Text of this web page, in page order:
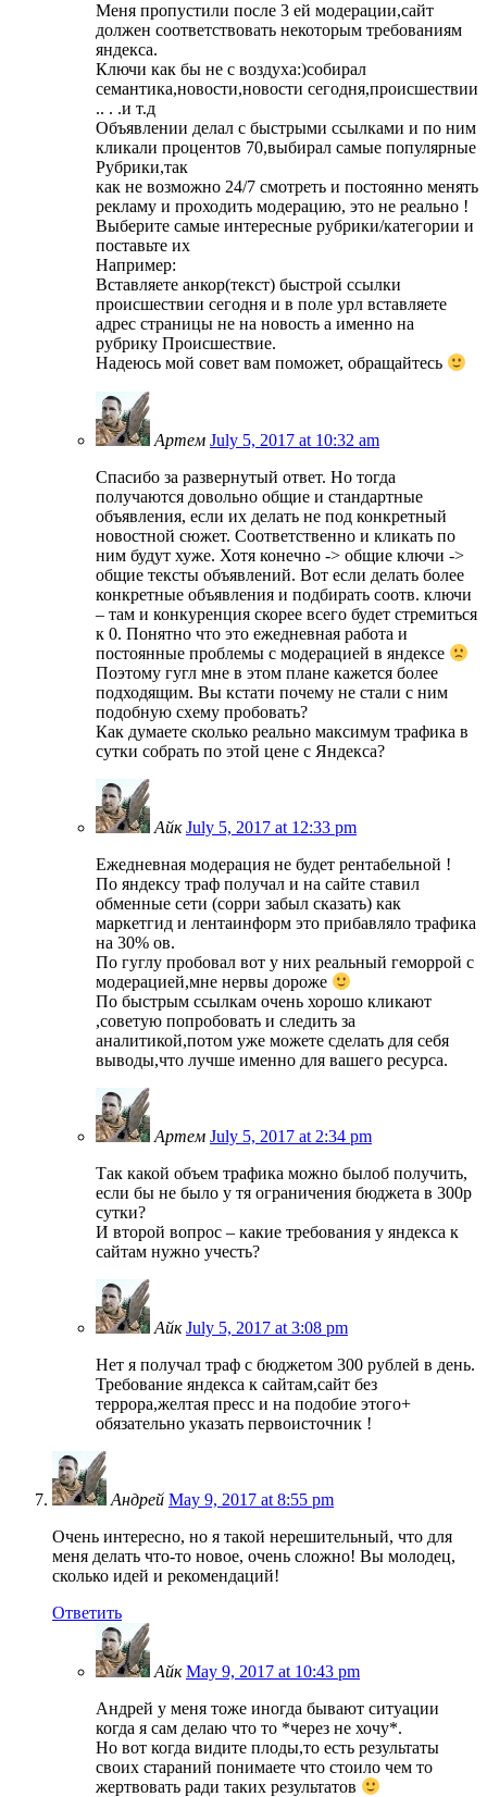
Меня пропустили после 3 ей модерации,сайт
должен соответствовать некоторым требованиям
яндекса.
Ключи как бы не с воздуха:)собирал
семантика,новости,новости сегодня,происшествии
.. . .и т.д
Объявлении делал с быстрыми ссылками и по ним
кликали процентов 70,выбирал самые популярные
Рубрики,так
как не возможно 24/7 смотреть и постоянно менять
рекламу и проходить модерацию, это не реально !
Выберите самые интересные рубрики/категории и
поставьте их
Например:
Вставляете анкор(текст) быстрой ссылки
происшествии сегодня и в поле урл вставляете
адрес страницы не на новость а именно на
рубрику Происшествие.
Надеюсь мой совет вам поможет, обращайтесь
Артем July 5, 2017 at 10:32 am
Спасибо за развернутый ответ. Но тогда
получаются довольно общие и стандартные
объявления, если их делать не под конкретный
новостной сюжет. Соответственно и кликать по
ним будут хуже. Хотя конечно -> общие ключи ->
общие тексты объявлений. Вот если делать более
конкретные объявления и подбирать соотв. ключи
– там и конкуренция скорее всего будет стремиться
к 0. Понятно что это ежедневная работа и
постоянные проблемы с модерацией в яндексе
Поэтому гугл мне в этом плане кажется более
подходящим. Вы кстати почему не стали с ним
подобную схему пробовать?
Как думаете сколько реально максимум трафика в
сутки собрать по этой цене с Яндекса?
Айк July 5, 2017 at 12:33 pm
Ежедневная модерация не будет рентабельной !
По яндексу траф получал и на сайте ставил
обменные сети (сорри забыл сказать) как
маркетгид и лентаинформ это прибавляло трафика
на 30% ов.
По гуглу пробовал вот у них реальный геморрой с
модерацией,мне нервы дороже
По быстрым ссылкам очень хорошо кликают
,советую попробовать и следить за
аналитикой,потом уже можете сделать для себя
выводы,что лучше именно для вашего ресурса.
Артем July 5, 2017 at 2:34 pm
Так какой объем трафика можно былоб получить,
если бы не было у тя ограничения бюджета в 300р
сутки?
И второй вопрос – какие требования у яндекса к
сайтам нужно учесть?
Айк July 5, 2017 at 3:08 pm
Нет я получал траф с бюджетом 300 рублей в день.
Требование яндекса к сайтам,сайт без
террора,желтая пресс и на подобие этого+
обязательно указать первоисточник !
Андрей May 9, 2017 at 8:55 pm
Очень интересно, но я такой нерешительный, что для
меня делать что-то новое, очень сложно! Вы молодец,
сколько идей и рекомендаций!
Ответить
Айк May 9, 2017 at 10:43 pm
Андрей у меня тоже иногда бывают ситуации
когда я сам делаю что то *через не хочу*.
Но вот когда видите плоды,то есть результаты
своих стараний понимаете что стоило чем то
жертвовать ради таких результатов